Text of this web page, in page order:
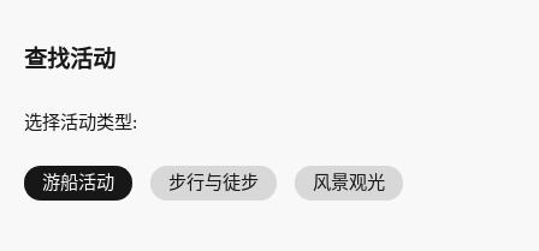
查找活动
选择活动类型:
游船活动 步行与徒步 风景观光